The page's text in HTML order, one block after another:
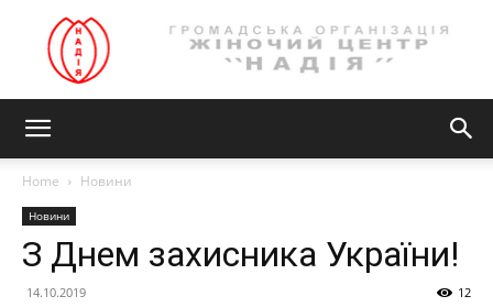
організація
Home Новини
Новини
З Днем захисника України!
14.10.2019 12